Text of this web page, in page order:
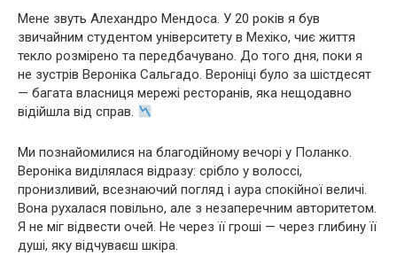
Мене звуть Алехандро Мендоса. У 20 років я був
звичайним студентом університету в Мехіко, чиє життя
текло розмірено та передбачувано. До того дня, поки я
не зустрів Вероніка Сальгадо. Вероніці було за шістдесят
— багата власниця мережі ресторанів, яка нещодавно
відійшла від справ.
Ми познайомилися на благодійному вечорі у Поланко.
Вероніка виділялася відразу: срібло у волоссі,
пронизливий, всезнаючий погляд і аура спокійної величі.
Вона рухалася повільно, але з незаперечним авторитетом.
Я не міг відвести очей. Не через її гроші — через глибину її
душі, яку відчуваєш шкіра.